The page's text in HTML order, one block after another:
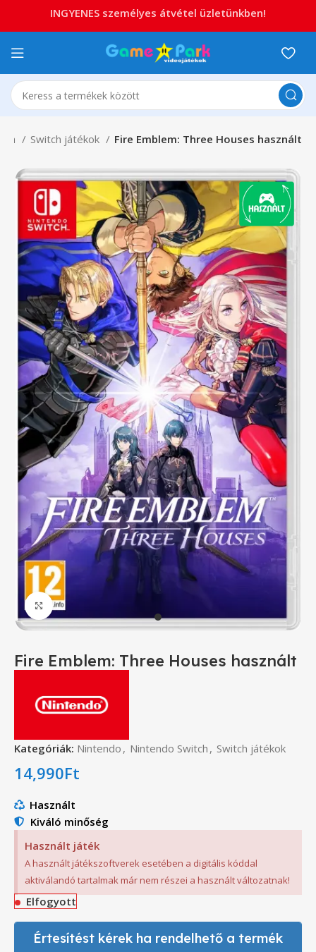
Switch játékok Fire Emblem: Three Houses használt
Click to enlarge
Fire Emblem: Three Houses használt
Kategóriák: Nintendo , Nintendo Switch , Switch játékok
14,990Ft
Használt
Kiváló minőség
Használt játék
A használt játékszoftverek esetében a digitális kóddal
aktiválandó tartalmak már nem részei a használt változatnak!
Elfogyott
Értesítést kérek ha rendelhető a termék
INGYENES személyes átvétel üzletünkben!